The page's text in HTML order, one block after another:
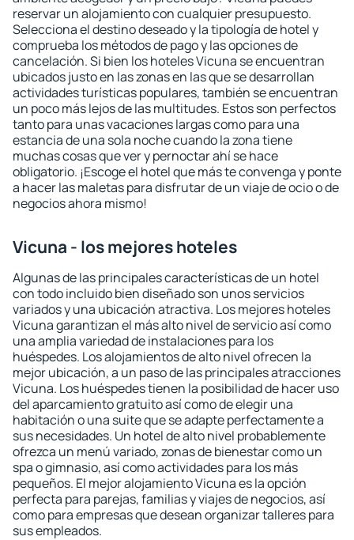
reservar un alojamiento con cualquier presupuesto.
Selecciona el destino deseado y la tipología de hotel y
comprueba los métodos de pago y las opciones de
cancelación. Si bien los hoteles Vicuna se encuentran
ubicados justo en las zonas en las que se desarrollan
actividades turísticas populares, también se encuentran
un poco más lejos de las multitudes. Estos son perfectos
tanto para unas vacaciones largas como para una
estancia de una sola noche cuando la zona tiene
muchas cosas que ver y pernoctar ahí se hace
obligatorio. ¡Escoge el hotel que más te convenga y ponte
a hacer las maletas para disfrutar de un viaje de ocio o de
negocios ahora mismo!
Vicuna - los mejores hoteles
Algunas de las principales características de un hotel
con todo incluido bien diseñado son unos servicios
variados y una ubicación atractiva. Los mejores hoteles
Vicuna garantizan el más alto nivel de servicio así como
una amplia variedad de instalaciones para los
huéspedes. Los alojamientos de alto nivel ofrecen la
mejor ubicación, a un paso de las principales atracciones
Vicuna. Los huéspedes tienen la posibilidad de hacer uso
del aparcamiento gratuito así como de elegir una
habitación o una suite que se adapte perfectamente a
sus necesidades. Un hotel de alto nivel probablemente
ofrezca un menú variado, zonas de bienestar como un
spa o gimnasio, así como actividades para los más
pequeños. El mejor alojamiento Vicuna es la opción
perfecta para parejas, familias y viajes de negocios, así
como para empresas que desean organizar talleres para
sus empleados.